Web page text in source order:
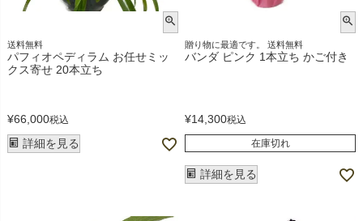
送料無料
パフィオペディラム お任せミッ
クス寄せ 20本立ち
¥66,000税込
詳細を見る
贈り物に最適です。 送料無料
バンダ ピンク 1本立ち かご付き
¥14,300税込
在庫切れ
詳細を見る